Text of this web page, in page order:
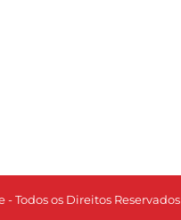
Todos os Direitos Reservados